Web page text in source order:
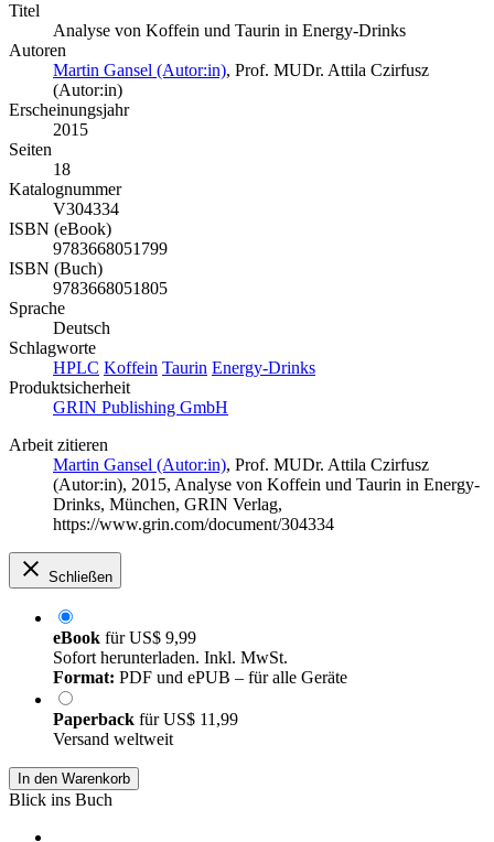
Titel
Analyse von Koffein und Taurin in Energy-Drinks
Autoren
Martin Gansel (Autor:in), Prof. MUDr. Attila Czirfusz
(Autor:in)
Erscheinungsjahr
2015
Seiten
18
Katalognummer
V304334
ISBN (eBook)
9783668051799
ISBN (Buch)
9783668051805
Sprache
Deutsch
Schlagworte
HPLC Koffein Taurin Energy-Drinks
Produktsicherheit
GRIN Publishing GmbH
Arbeit zitieren
Martin Gansel (Autor:in), Prof. MUDr. Attila Czirfusz
(Autor:in), 2015, Analyse von Koffein und Taurin in Energy-
Drinks, München, GRIN Verlag,
https://www.grin.com/document/304334
Schließen
eBook fürUS$ 9,99
Sofort herunterladen. Inkl. MwSt.
Format: PDF und ePUB – für alle Geräte
Paperback fürUS$ 11,99
Versand weltweit
In den Warenkorb
Blick ins Buch